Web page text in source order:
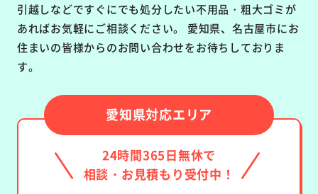
引越しなどですぐにでも処分したい不用品・粗大ゴミが
あればお気軽にご相談ください。 愛知県、名古屋市にお
住まいの皆様からのお問い合わせをお待ちしておりま
す。
愛知県対応エリア
24時間365日無休で
相談・お見積もり受付中！